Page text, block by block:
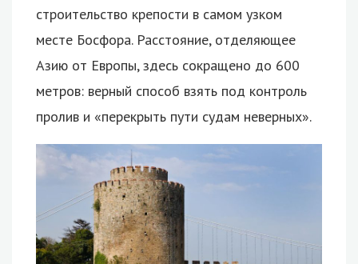
строительство крепости в самом узком
месте Босфора. Расстояние, отделяющее
Азию от Европы, здесь сокращено до 600
метров: верный способ взять под контроль
пролив и «перекрыть пути судам неверных».